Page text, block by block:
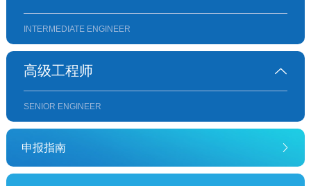
INTERMEDIATE ENGINEER
高级工程师
SENIOR ENGINEER
申报指南